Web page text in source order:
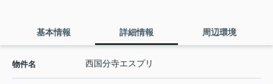
基本情報 詳細情報 周辺環境
物件名 西国分寺エスプリ